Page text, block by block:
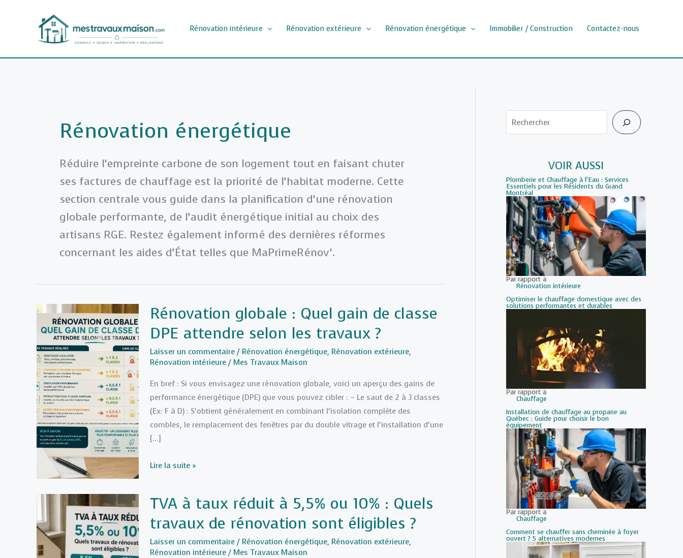
Rénovation intérieure Rénovation extérieure Rénovation énergétique Immobilier / Construction Contactez-nous
Rénovation énergétique
Réduire l’empreinte carbone de son logement tout en faisant chuter
ses factures de chauffage est la priorité de l’habitat moderne. Cette
section centrale vous guide dans la planification d’une rénovation
globale performante, de l’audit énergétique initial au choix des
artisans RGE. Restez également informé des dernières réformes
concernant les aides d’État telles que MaPrimeRénov’.
Rénovation globale : Quel gain de classe
DPE attendre selon les travaux ?
Laisser un commentaire / Rénovation énergétique, Rénovation extérieure,
Rénovation intérieure / Mes Travaux Maison
En bref : Si vous envisagez une rénovation globale, voici un aperçu des gains de
performance énergétique (DPE) que vous pouvez cibler : – Le saut de 2 à 3 classes
(Ex: F à D) : S’obtient généralement en combinant l’isolation complète des
combles, le remplacement des fenêtres par du double vitrage et l’installation d’une
[…]
Rénovation
Quel
gain
classe
Lire la suite »
TVA à taux réduit à 5,5% ou 10% : Quels
travaux de rénovation sont éligibles ?
Laisser un commentaire / Rénovation énergétique, Rénovation extérieure,
Rénovation intérieure / Mes Travaux Maison
Rechercher
VOIR AUSSI
Plomberie et Chauffage à l’Eau : Services
Essentiels pour les Résidents du Grand
Montréal
Par rapport à
Rénovation intérieure
Optimiser le chauffage domestique avec des
solutions performantes et durables
Par rapport à
Chauffage
Installation de chauffage au propane au
Québec : Guide pour choisir le bon
équipement
Par rapport à
Chauffage
Comment se chauffer sans cheminée à foyer
ouvert ? 5 alternatives modernes